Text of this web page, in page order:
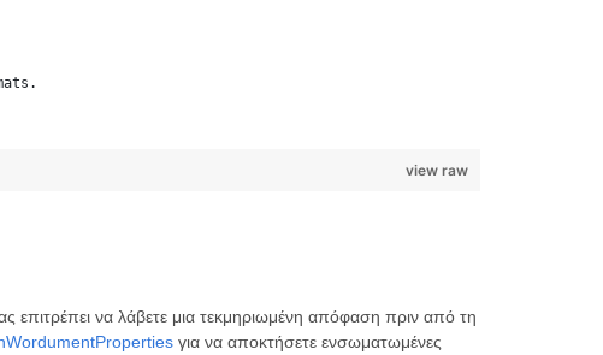
view raw
επιτρέπει να λάβετε μια τεκμηριωμένη απόφαση πριν από τη
για να αποκτήσετε ενσωματωμένες